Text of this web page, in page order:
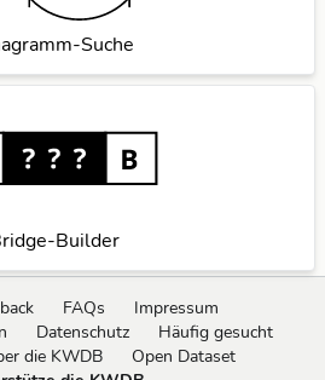
Suche
Builder
FAQs
Impressum
Datenschutz
Häufig gesucht
die KWDB
Open Dataset